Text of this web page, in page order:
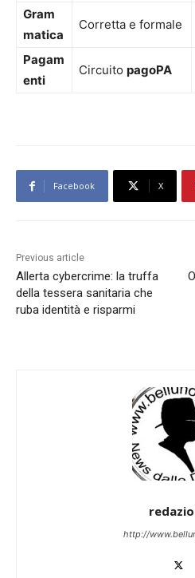
Gram
matica
Corretta e formale
Pagam
enti
Circuito pagoPA
Facebook X
Previous article
Allerta cybercrime: la truffa
della tessera sanitaria che
ruba identità e risparmi
http://